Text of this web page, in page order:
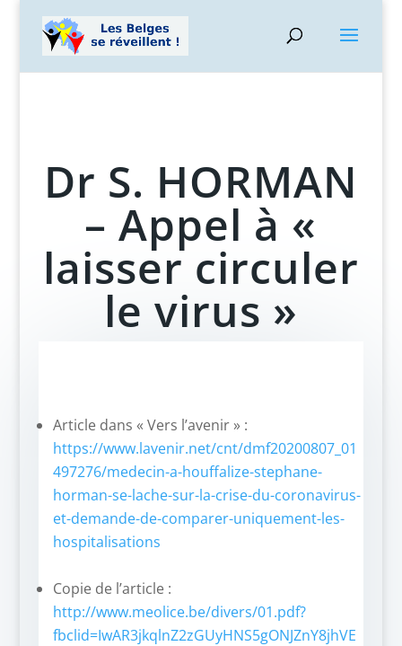
Dr S. HORMAN
– Appel à «
laisser circuler
le virus »
Article dans « Vers l’avenir » :
https://www.lavenir.net/cnt/dmf20200807_01
497276/medecin-a-houffalize-stephane-
horman-se-lache-sur-la-crise-du-coronavirus-
et-demande-de-comparer-uniquement-les-
hospitalisations
Copie de l’article :
http://www.meolice.be/divers/01.pdf?
fbclid=IwAR3jkqlnZ2zGUyHNS5gONJZnY8jhVE